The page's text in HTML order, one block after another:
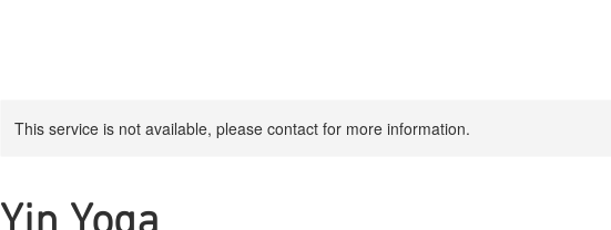
This service is not available, please contact for more information.